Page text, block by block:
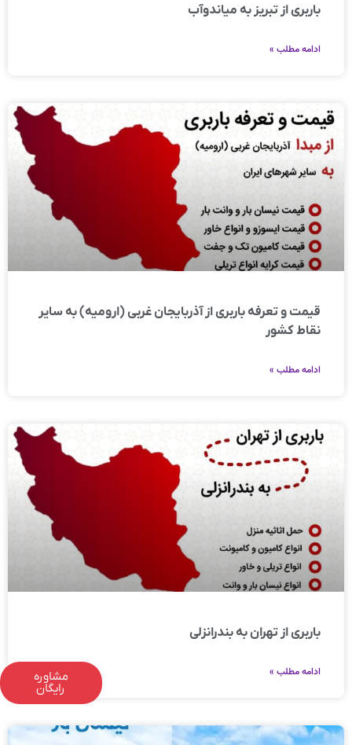
باربری از تبریز به میاندوآب
ادامه مطلب »
قیمت و تعرفه باربری از آذربایجان غربی (ارومیه) به سایر
نقاط کشور
ادامه مطلب »
باربری از تهران به بندرانزلی
ادامه مطلب » مشاوره
رایگان